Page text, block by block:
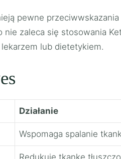
pewne
zaleca się stosowania
lub dietetykiem.
Działanie
Wspomaga spalanie
Redukuje tkankę